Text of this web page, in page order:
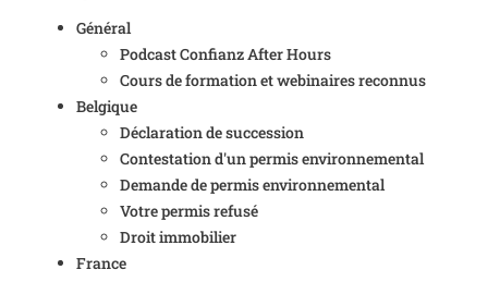
Général
Podcast Confianz After Hours
Cours de formation et webinaires reconnus
Belgique
Déclaration de succession
Contestation d'un permis environnemental
Demande de permis environnemental
Votre permis refusé
Droit immobilier
France